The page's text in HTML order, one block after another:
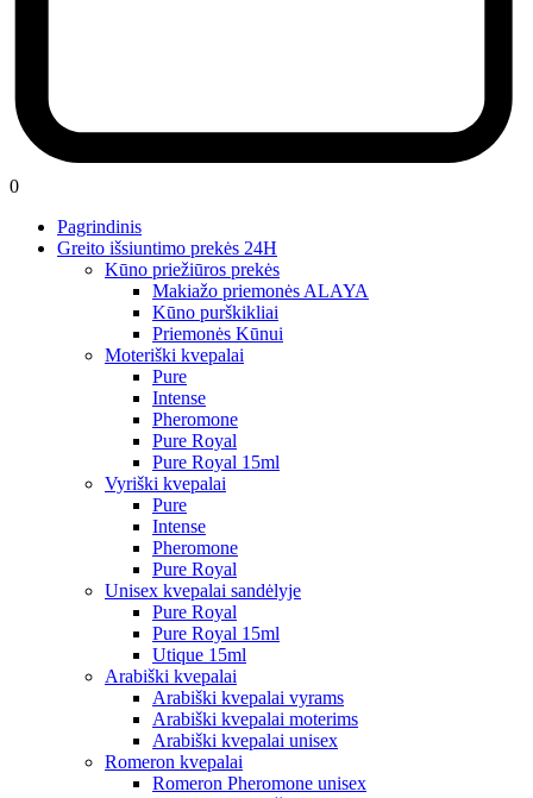
0
Pagrindinis
Greito išsiuntimo prekės 24H
Kūno priežiūros prekės
Makiažo priemonės ALAYA
Kūno purškikliai
Priemonės Kūnui
Moteriški kvepalai
Pure
Intense
Pheromone
Pure Royal
Pure Royal 15ml
Vyriški kvepalai
Pure
Intense
Pheromone
Pure Royal
Unisex kvepalai sandėlyje
Pure Royal
Pure Royal 15ml
Utique 15ml
Arabiški kvepalai
Arabiški kvepalai vyrams
Arabiški kvepalai moterims
Arabiški kvepalai unisex
Romeron kvepalai
Romeron Pheromone unisex